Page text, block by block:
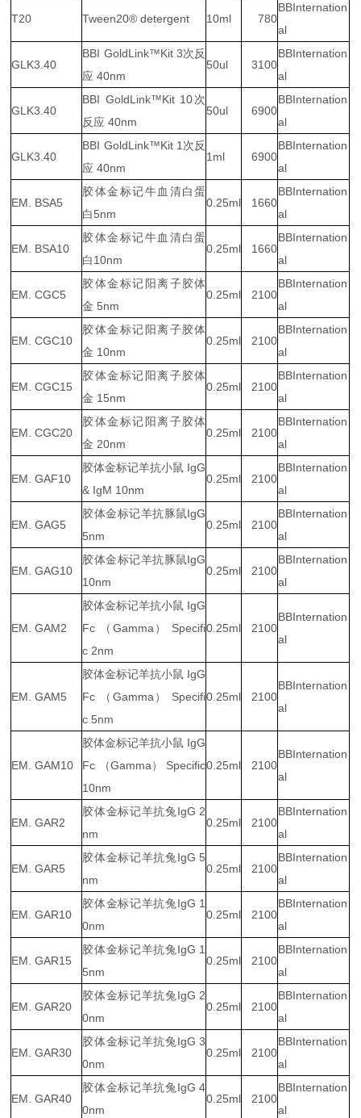
T20 Tween20® detergent 10ml 780
BBInternation
al
GLK3.40
BBI GoldLink™Kit 3次反
应 40nm
50ul 3100
BBInternation
al
GLK3.40
BBI GoldLink™Kit 10次
反应 40nm
50ul 6900
BBInternation
al
GLK3.40
BBI GoldLink™Kit 1次反
应 40nm
1ml 6900
BBInternation
al
EM. BSA5
胶体金标记牛血清白蛋
白5nm
0.25ml 1660
BBInternation
al
EM. BSA10
胶体金标记牛血清白蛋
白10nm
0.25ml 1660
BBInternation
al
EM. CGC5
胶体金标记阳离子胶体
金 5nm
0.25ml 2100
BBInternation
al
EM. CGC10
胶体金标记阳离子胶体
金 10nm
0.25ml 2100
BBInternation
al
EM. CGC15
胶体金标记阳离子胶体
金 15nm
0.25ml 2100
BBInternation
al
EM. CGC20
胶体金标记阳离子胶体
金 20nm
0.25ml 2100
BBInternation
al
EM. GAF10
胶体金标记羊抗小鼠 IgG
& IgM 10nm
0.25ml 2100
BBInternation
al
EM. GAG5
胶体金标记羊抗豚鼠IgG
5nm
0.25ml 2100
BBInternation
al
EM. GAG10
胶体金标记羊抗豚鼠IgG
10nm
0.25ml 2100
BBInternation
al
EM. GAM2
胶体金标记羊抗小鼠 IgG
Fc （Gamma） Specifi
c 2nm
0.25ml 2100
BBInternation
al
EM. GAM5
胶体金标记羊抗小鼠 IgG
Fc （Gamma） Specifi
c 5nm
0.25ml 2100
BBInternation
al
EM. GAM10
胶体金标记羊抗小鼠 IgG
Fc （Gamma） Specific
10nm
0.25ml 2100
BBInternation
al
EM. GAR2
胶体金标记羊抗兔IgG 2
nm
0.25ml 2100
BBInternation
al
EM. GAR5
胶体金标记羊抗兔IgG 5
nm
0.25ml 2100
BBInternation
al
EM. GAR10
胶体金标记羊抗兔IgG 1
0nm
0.25ml 2100
BBInternation
al
EM. GAR15
胶体金标记羊抗兔IgG 1
5nm
0.25ml 2100
BBInternation
al
EM. GAR20
胶体金标记羊抗兔IgG 2
0nm
0.25ml 2100
BBInternation
al
EM. GAR30
胶体金标记羊抗兔IgG 3
0nm
0.25ml 2100
BBInternation
al
EM. GAR40
胶体金标记羊抗兔IgG 4
0nm
0.25ml 2100
BBInternation
al